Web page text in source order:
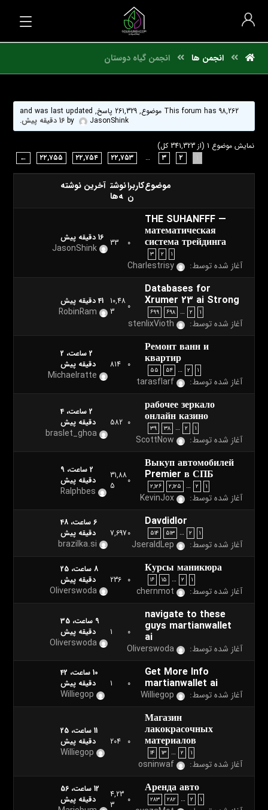
انجمن ها انجمن گیاه دوستان
This forum has 98,262 موضوع, 261,329 پاسخ, and was last updated
16 دقیقه پیشby JasonShink
.
نمایش موضوع 1 (از 341,323 کل)
۲ ۳ … ۲۲,۷۵۳ ۲۲,۷۵۴ ۲۲,۷۵۵ ←
موضوعکاربرا
ن
نوشت
ه‌ها
آخرین نوشته
THE SUHANFFF —
математическая
система трейдинга
۱ ۲ ۳
آغاز شده توسط: Charlestrisy
0
33 16 دقیقه پیش
JasonShink
Databases for
Xrumer 23 ai Strong
۱ ۲ … ۶۹۸ ۶۹۹
آغاز شده توسط: stenlixVioth
0
10,48
3
41 دقیقه پیش
RobinRam
Ремонт ванн и
квартир
۱ ۲ … ۵۴ ۵۵
آغاز شده توسط: tarasflarf
0
814
2 ساعت، 2
دقیقه پیش
Michaelratte
рабочее зеркало
онлайн казино
۱ ۲ … ۳۸ ۳۹
آغاز شده توسط: ScottNow
0
582
2 ساعت، 4
دقیقه پیش
braslet_ghoa
Выкуп автомобилей
Premier в СПБ
۱ ۲ … ۲,۱۲۵ ۲,۱۲۶
آغاز شده توسط: KevinJox
0
31,88
5
2 ساعت، 9
دقیقه پیش
Ralphbes
Davdidlor
۱ ۲ … ۵۱۳ ۵۱۴
آغاز شده توسط: JseraldLep
0
7,697
6 ساعت، 48
دقیقه پیش
brazilka.si
Курсы маникюра
۱ ۲ … ۱۵ ۱۶
آغاز شده توسط: chernmot
0
236
8 ساعت، 25
دقیقه پیش
Oliverswoda
navigate to these
guys martianwallet
ai
آغاز شده توسط: Oliverswoda
0
1
9 ساعت، 35
دقیقه پیش
Oliverswoda
Get More Info
martianwallet ai
آغاز شده توسط: Williegop
0
1
10 ساعت، 42
دقیقه پیش
Williegop
Магазин
лакокрасочных
материалов
۱ ۲ … ۱۳ ۱۴
آغاز شده توسط: osninwaf
0
204
11 ساعت، 25
دقیقه پیش
Williegop
Аренда авто
۱ ۲ … ۲۸۲ ۲۸۳ 0
4,23
3
12 ساعت، 56
دقیقه پیش